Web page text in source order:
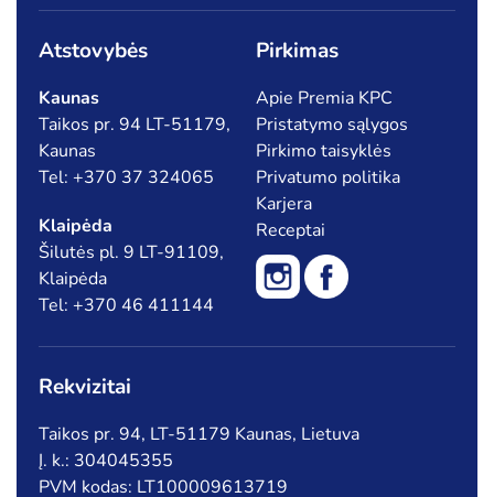
Atstovybės
Kaunas
Taikos pr. 94 LT-51179,
Kaunas
Tel: +370 37 324065
Klaipėda
Šilutės pl. 9 LT-91109,
Klaipėda
Tel: +370 46 411144
Pirkimas
Apie Premia KPC
Pristatymo sąlygos
Pirkimo taisyklės
Privatumo politika
Karjera
Receptai
Rekvizitai
Taikos pr. 94, LT-51179 Kaunas, Lietuva
Į. k.: 304045355
PVM kodas: LT100009613719